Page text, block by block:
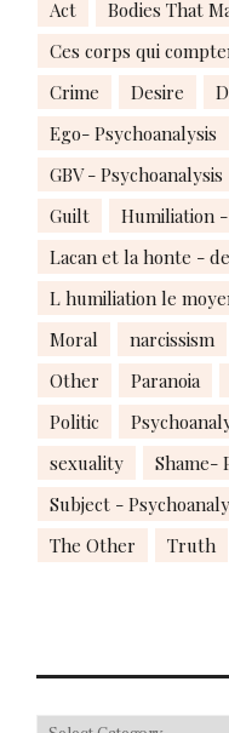
Act Bodies That
Ces corps qui
Crime
Desire
Ego- Psychoanalysis
GBV - Psychoanalysis
Guilt
Humiliation -
Lacan et la honte -
L humiliation le
Moral
narcissism
Other
Paranoia
Politic
sexuality
Shame-
Subject -
The Other
Truth